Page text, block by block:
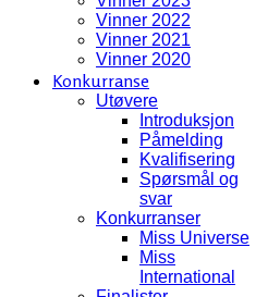
Vinner 2022
Vinner 2021
Vinner 2020
Konkurranse
Utøvere
Introduksjon
Påmelding
Kvalifisering
Spørsmål og
svar
Konkurranser
Miss Universe
Miss
International